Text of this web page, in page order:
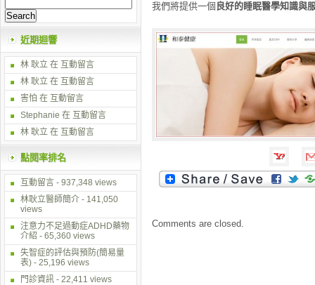
我們將提供一個 良好的睡眠醫學知識與
Comments are closed.
近期迴響
林 耿立 在 互動留言
林 耿立 在 互動留言
害怕 在 互動留言
Stephanie 在 互動留言
林 耿立 在 互動留言
點閱率排名
互動留言 - 937,348 views
林耿立醫師簡介 - 141,050
views
注意力不足過動症ADHD藥物
介紹 - 65,360 views
失智症的評估與預防(簡易量
表) - 25,196 views
門診資訊 - 22,411 views